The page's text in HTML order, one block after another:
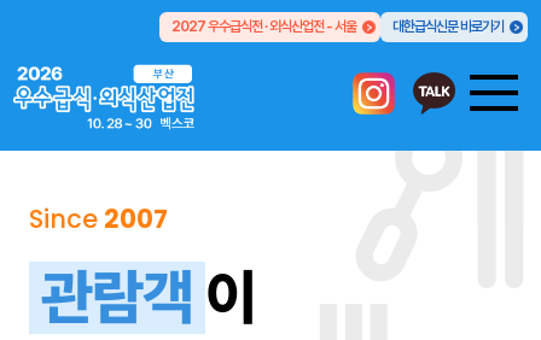
2027 우수급식전 · 외식산업전 - 서울 대한급식신문 바로가기
Since 2007
관람객 이